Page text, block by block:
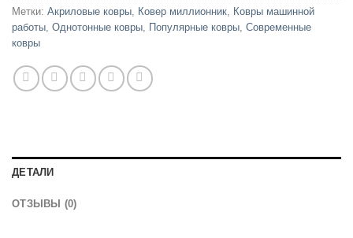
Метки: Акриловые ковры Ковер миллионник
Ковры машинной
работы Однотонные ковры Популярные ковры Современные
ковры
ДЕТАЛИ
ОТЗЫВЫ (0)